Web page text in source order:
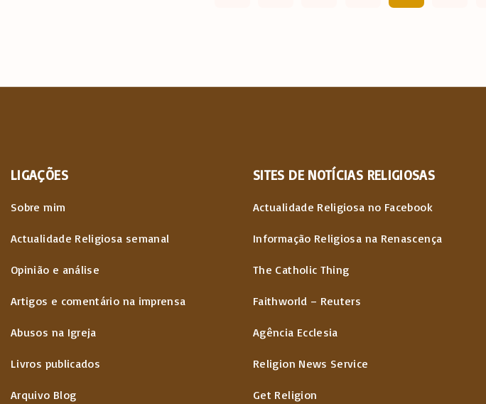
ç
o
s
c
o
LIGAÇÕES
Sobre mim
Actualidade Religiosa semanal
Opinião e análise
Artigos e comentário na imprensa
Abusos na Igreja
Livros publicados
Arquivo Blog
SITES DE NOTÍCIAS RELIGIOSAS
Actualidade Religiosa no Facebook
Informação Religiosa na Renascença
The Catholic Thing
Faithworld – Reuters
Agência Ecclesia
Religion News Service
Get Religion